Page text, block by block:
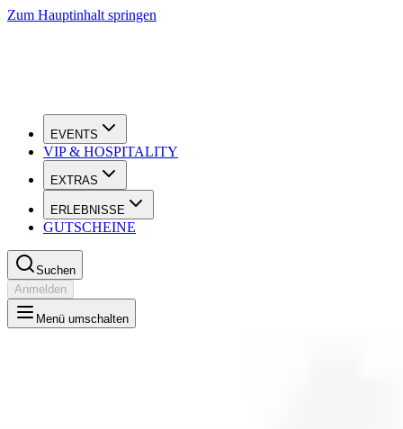
Zum Hauptinhalt springen
EVENTS
VIP & HOSPITALITY
EXTRAS
ERLEBNISSE
GUTSCHEINE
Suchen
Anmelden
Menü umschalten